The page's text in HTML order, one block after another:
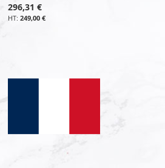
296,31 €
249,00 €